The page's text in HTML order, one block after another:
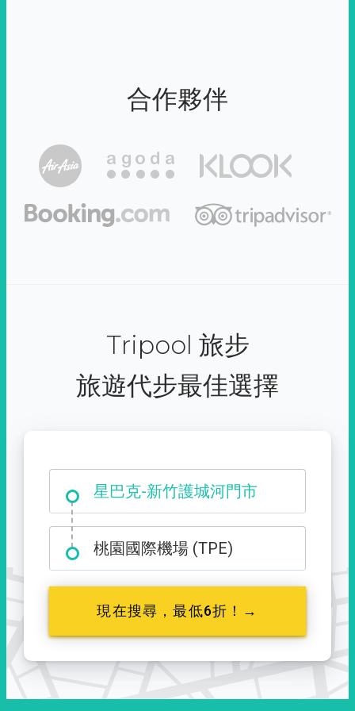
合作夥伴
Tripool 旅步
旅遊代步最佳選擇
大霸尖山登山口
桃園國際機場 (TPE)
現在搜尋，最低6折！→